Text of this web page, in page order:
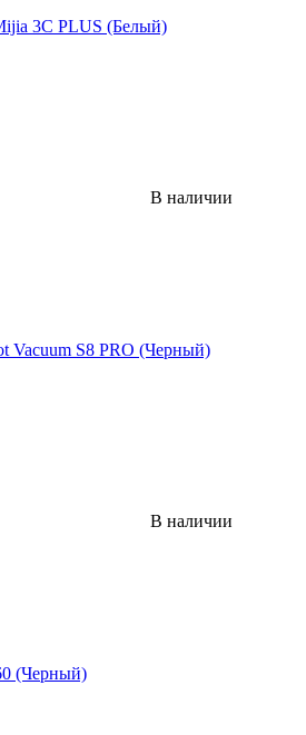
3C PLUS (Белый)
В наличии
Vacuum S8 PRO (Черный)
В наличии
(Черный)